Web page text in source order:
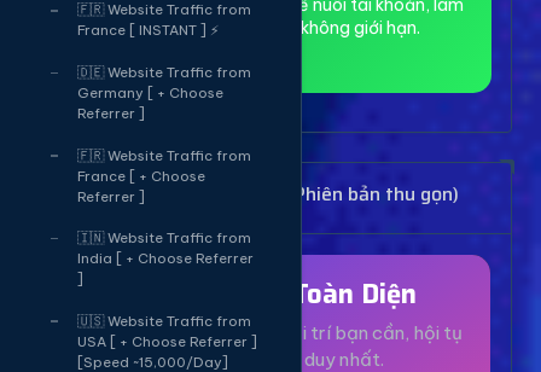
🇫🇷 Website Traffic from
France [ INSTANT ] ⚡
🇩🇪 Website Traffic from
Germany [ + Choose
Referrer ]
🇫🇷 Website Traffic from
France [ + Choose
Referrer ]
🇮🇳 Website Traffic from
India [ + Choose Referrer
🇺🇸 Website Traffic from
USA [ + Choose Referrer ]
[Speed ~15,000/Day]
toàn và ẩn danh, phù hợp để nuôi tài khoản, làm
MMO và truy cập web không giới hạn.
Bảng Dịch Vụ Mạng Xã Hội (Phiên bản thu gọn)
Hệ Sinh Thái Toàn Diện
Mọi dịch vụ, tiện ích và giải trí bạn cần, hội tụ
tại một nền tảng duy nhất.